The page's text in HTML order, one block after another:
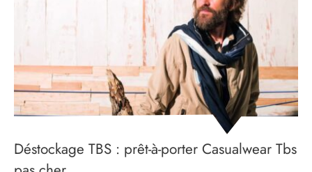
Déstockage TBS : prêt-à-porter Casualwear Tbs